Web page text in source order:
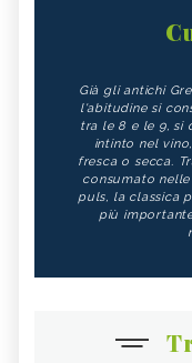
Già gli antichi
l'abitudine si
tra le 8 e le 9, si
intinto nel
fresca o secca.
consumato
puls, la classica
più